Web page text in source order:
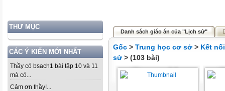
THƯ MỤC
CÁC Ý KIẾN MỚI NHẤT
Thầy có bsach1 bài tập 10 và 11
mà có...
Cảm ơn thầy!...
Danh sách giáo án của "Lịch sử"
Gốc > Trung học cơ sở > Kết
sử> (103 bài)